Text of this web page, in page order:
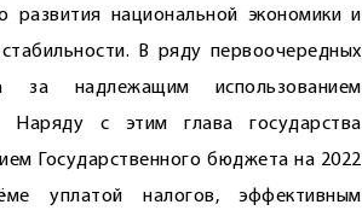
национальной экономики и
В ряду первоочередных
за надлежащим использованием
Наряду с этим глава государства
Государственного бюджета на 2022
уплатой налогов, эффективным